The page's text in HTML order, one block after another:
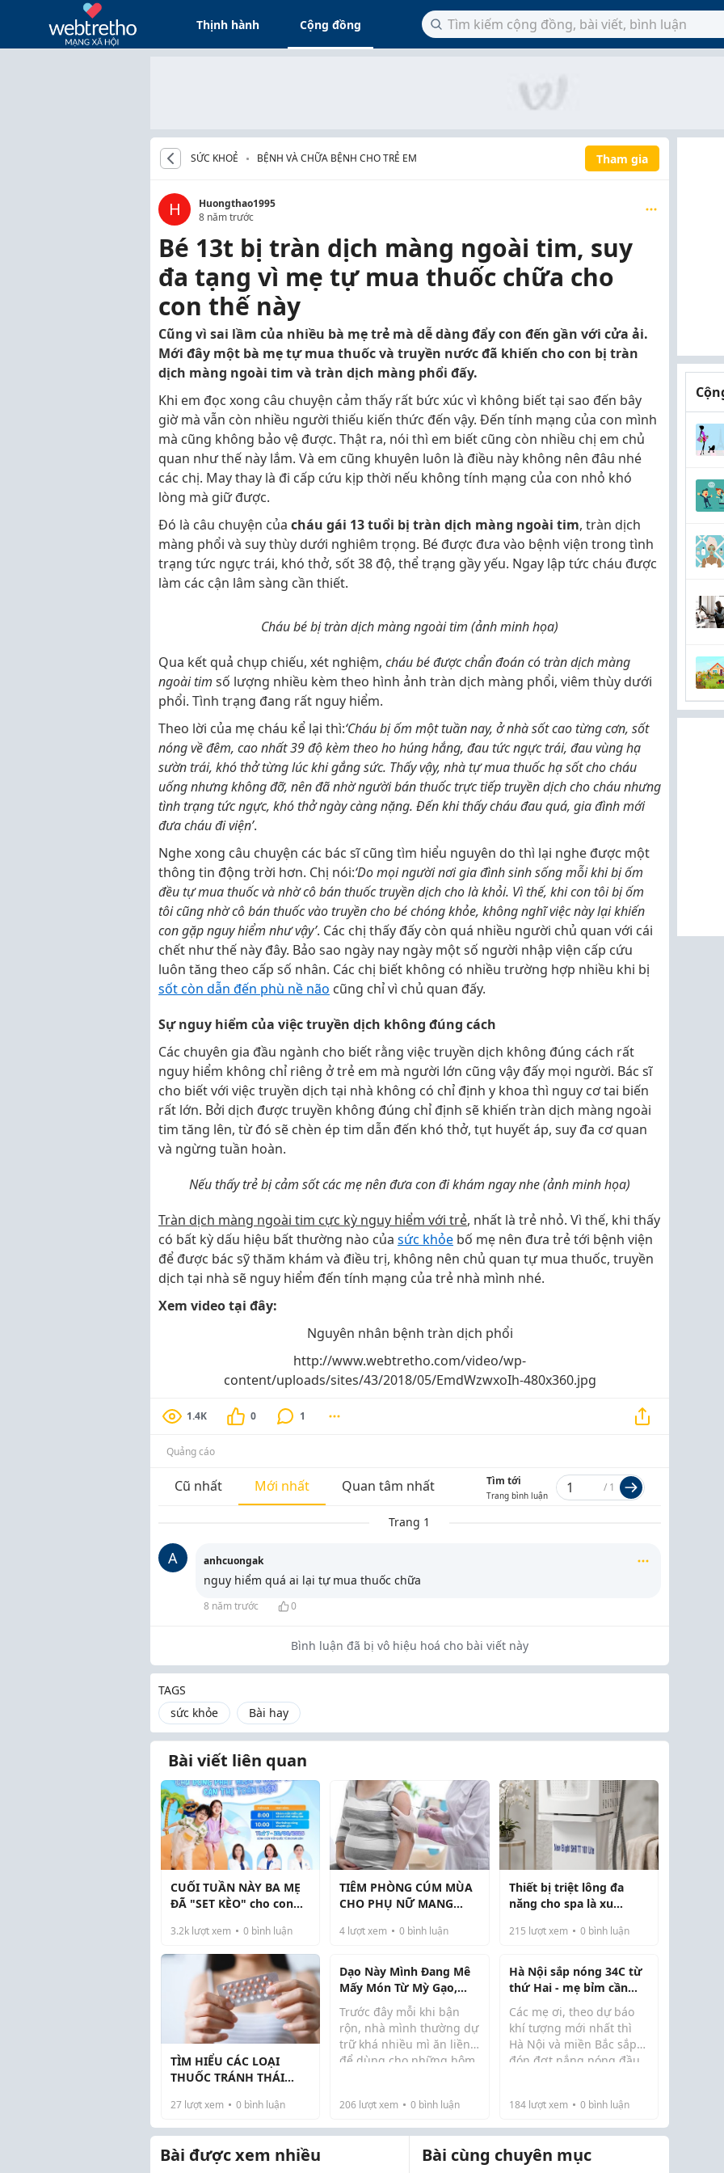
Thịnh hành Cộng đồng
SỨC KHOẺ BỆNH VÀ CHỮA BỆNH CHO TRẺ EM Tham gia
H
Huongthao1995
8 năm trước
Bé 13t bị tràn dịch màng ngoài tim, suy
đa tạng vì mẹ tự mua thuốc chữa cho
con thế này
Cũng vì sai lầm của nhiều bà mẹ trẻ mà dễ dàng đẩy con đến gần với cửa ải.
Mới đây một bà mẹ tự mua thuốc và truyền nước đã khiến cho con bị tràn
dịch màng ngoài tim và tràn dịch màng phổi đấy.
Khi em đọc xong câu chuyện cảm thấy rất bức xúc vì không biết tại sao đến bây
giờ mà vẫn còn nhiều người thiếu kiến thức đến vậy. Đến tính mạng của con mình
mà cũng không bảo vệ được. Thật ra, nói thì em biết cũng còn nhiều chị em chủ
quan như thế này lắm. Và em cũng khuyên luôn là điều này không nên đâu nhé
các chị. May thay là đi cấp cứu kịp thời nếu không tính mạng của con nhỏ khó
lòng mà giữ được.
Đó là câu chuyện của cháu gái 13 tuổi bị tràn dịch màng ngoài tim, tràn dịch
màng phổi và suy thùy dưới nghiêm trọng. Bé được đưa vào bệnh viện trong tình
trạng tức ngực trái, khó thở, sốt 38 độ, thể trạng gầy yếu. Ngay lập tức cháu được
làm các cận lâm sàng cần thiết.
Cháu bé bị tràn dịch màng ngoài tim (ảnh minh họa)
Qua kết quả chụp chiếu, xét nghiệm, cháu bé được chẩn đoán có tràn dịch màng
ngoài tim số lượng nhiều kèm theo hình ảnh tràn dịch màng phổi, viêm thùy dưới
phổi. Tình trạng đang rất nguy hiểm.
Theo lời của mẹ cháu kể lại thì:‘Cháu bị ốm một tuần nay, ở nhà sốt cao từng cơn, sốt
nóng về đêm, cao nhất 39 độ kèm theo ho húng hắng, đau tức ngực trái, đau vùng hạ
sườn trái, khó thở từng lúc khi gắng sức. Thấy vậy, nhà tự mua thuốc hạ sốt cho cháu
uống nhưng không đỡ, nên đã nhờ người bán thuốc trực tiếp truyền dịch cho cháu nhưng
tình trạng tức ngực, khó thở ngày càng nặng. Đến khi thấy cháu đau quá, gia đình mới
đưa cháu đi viện’.
Nghe xong câu chuyện các bác sĩ cũng tìm hiểu nguyên do thì lại nghe được một
thông tin động trời hơn. Chị nói:‘Do mọi người nơi gia đình sinh sống mỗi khi bị ốm
đều tự mua thuốc và nhờ cô bán thuốc truyền dịch cho là khỏi. Vì thế, khi con tôi bị ốm
tôi cũng nhờ cô bán thuốc vào truyền cho bé chóng khỏe, không nghĩ việc này lại khiến
con gặp nguy hiểm như vậy’. Các chị thấy đấy còn quá nhiều người chủ quan với cái
chết như thế này đây. Bảo sao ngày nay ngày một số người nhập viện cấp cứu
luôn tăng theo cấp số nhân. Các chị biết không có nhiều trường hợp nhiều khi bị
sốt còn dẫn đến phù nề não cũng chỉ vì chủ quan đấy.
Sự nguy hiểm của việc truyền dịch không đúng cách
Các chuyên gia đầu ngành cho biết rằng việc truyền dịch không đúng cách rất
nguy hiểm không chỉ riêng ở trẻ em mà người lớn cũng vậy đấy mọi người. Bác sĩ
cho biết với việc truyền dịch tại nhà không có chỉ định y khoa thì nguy cơ tai biến
rất lớn. Bởi dịch được truyền không đúng chỉ định sẽ khiến tràn dịch màng ngoài
tim tăng lên, từ đó sẽ chèn ép tim dẫn đến khó thở, tụt huyết áp, suy đa cơ quan
và ngừng tuần hoàn.
Nếu thấy trẻ bị cảm sốt các mẹ nên đưa con đi khám ngay nhe (ảnh minh họa)
Tràn dịch màng ngoài tim cực kỳ nguy hiểm với trẻ, nhất là trẻ nhỏ. Vì thế, khi thấy
có bất kỳ dấu hiệu bất thường nào của sức khỏe bố mẹ nên đưa trẻ tới bệnh viện
để được bác sỹ thăm khám và điều trị, không nên chủ quan tự mua thuốc, truyền
dịch tại nhà sẽ nguy hiểm đến tính mạng của trẻ nhà mình nhé.
Xem video tại đây:
Nguyên nhân bệnh tràn dịch phổi
http://www.webtretho.com/video/wp-
content/uploads/sites/43/2018/05/EmdWzwxoIh-480x360.jpg
1.4K 0 1
Quảng cáo
Cũ nhất Mới nhất Quan tâm nhất Tìm tới
Trang bình luận
/ 1
Trang 1
A anhcuongak
nguy hiểm quá ai lại tự mua thuốc chữa
8 năm trước 0
Bình luận đã bị vô hiệu hoá cho bài viết này
TAGS
sức khỏe
Bài hay
Bài viết liên quan
CUỐI TUẦN NÀY BA MẸ
ĐÃ "SET KÈO" cho con
3.2k lượt xem 0 bình luận
TIÊM PHÒNG CÚM MÙA
CHO PHỤ NỮ MANG
YÊU
4 lượt xem 0 bình luận
Thiết bị triệt lông đa
năng cho spa là xu
215 lượt xem 0bình luận
TÌM HIỂU CÁC LOẠI
THUỐC TRÁNH THÁI
DỤNG HIỆN NAY
27 lượt xem 0 bình luận
Dạo Này Mình Đang Mê
Mấy Món Từ Mỳ Gạo,
Vừa Dễ Nấu Lại Đổi Vị
Cho Cả Nhà
Trước đây mỗi khi bận
rộn, nhà mình thường dự
trữ khá nhiều mì ăn liền
để dùng cho những hôm
một thời gian, mình bắt
đầu tìm những thực
phẩm khác để thay đ...
206 lượt xem 0 bình luận
Hà Nội sắp nóng 34C từ
thứ Hai - mẹ bỉm cần
chuẩn bị gì cho con?
Các mẹ ơi, theo dự báo
khí tượng mới nhất thì
Hà Nội và miền Bắc sắp
đón đợt nắng nóng đầu
và đỉnh điểm vào 31/3 và
1/4 với nhiệt độ lên tới
33-34°C. Một...
184lượt xem 0bình luận
Bài được xem nhiều Bài cùng chuyên mục